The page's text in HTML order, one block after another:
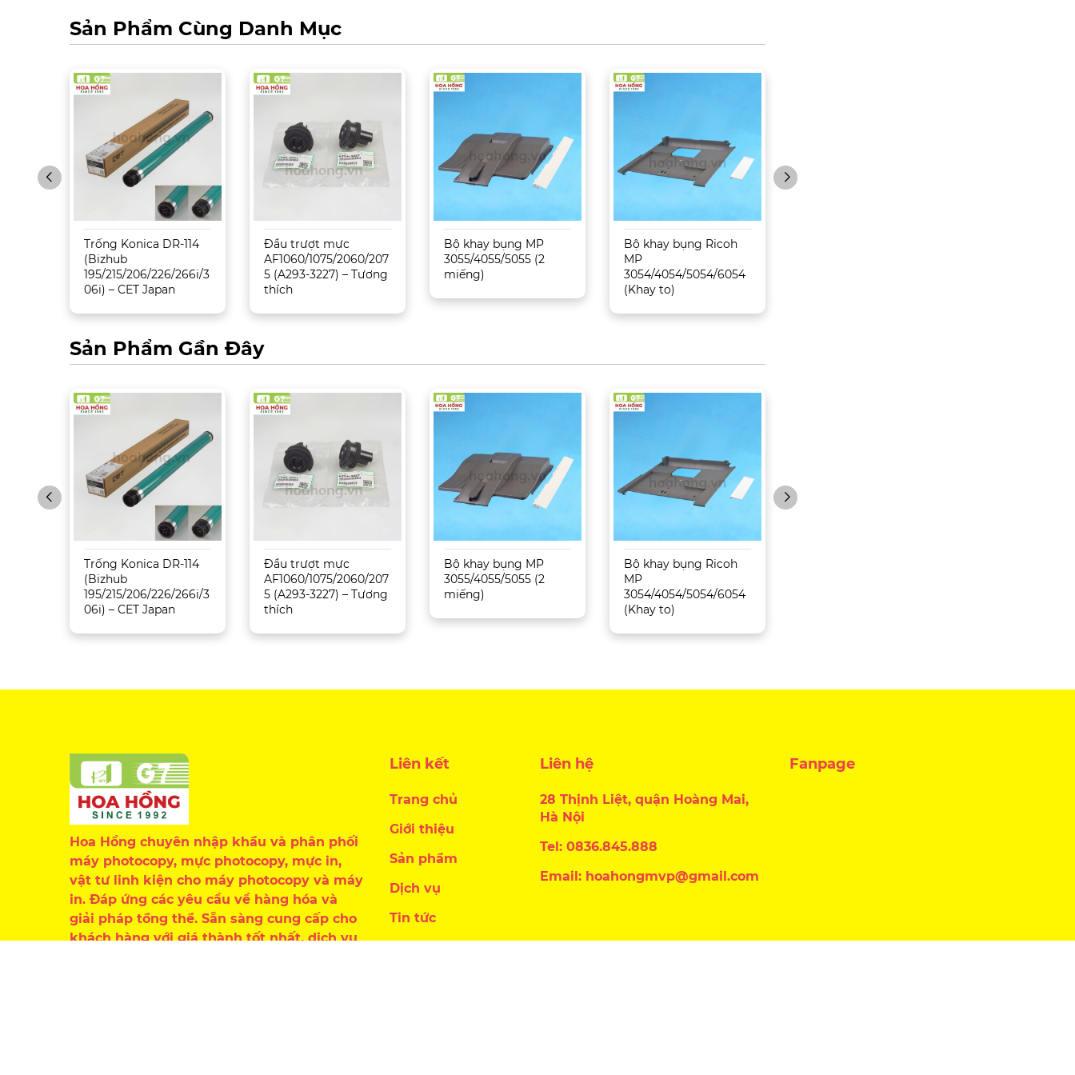
Sản Phẩm Cùng Danh Mục
Trống Konica DR-114
(Bizhub
195/215/206/226/266i/3
06i) – CET Japan
Đầu trượt mực
AF1060/1075/2060/207
5 (A293-3227) – Tương
thích
Bộ khay bụng MP
3055/4055/5055 (2
miếng)
Bộ khay bụng Ricoh
MP
3054/4054/5054/6054
(Khay to)
Sản Phẩm Gần Đây
Trống Konica DR-114
(Bizhub
195/215/206/226/266i/3
06i) – CET Japan
Đầu trượt mực
AF1060/1075/2060/207
5 (A293-3227) – Tương
thích
Bộ khay bụng MP
3055/4055/5055 (2
miếng)
Bộ khay bụng Ricoh
MP
3054/4054/5054/6054
(Khay to)
Hoa Hồng chuyên nhập khẩu và phân phối
máy photocopy, mực photocopy, mực in,
vật tư linh kiện cho máy photocopy và máy
in. Đáp ứng các yêu cầu về hàng hóa và
giải pháp tổng thể. Sẵn sàng cung cấp cho
khách hàng với giá thành tốt nhất, dịch vụ
Liên kết
Trang chủ
Giới thiệu
Sản phẩm
Dịch vụ
Tin tức
Liên hệ
28 Thịnh Liệt, quận Hoàng Mai,
Hà Nội
Tel: 0836.845.888
Email: hoahongmvp@gmail.com
Fanpage